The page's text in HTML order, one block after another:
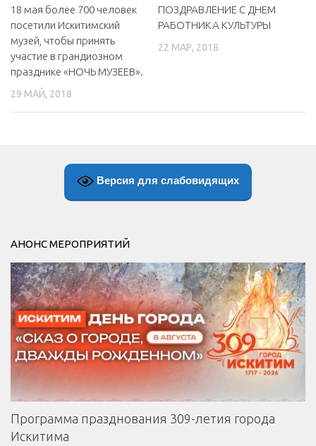
музей»
МБУ Парк культуры и отдыха им. И.В. Коротеева
МБУК «Централизованная библиотечная система»
ДК «Россия»
Контакты
18 мая более 700 человек
посетили Искитимский
музей, чтобы принять
участие в грандиозном
празднике «НОЧЬ МУЗЕЕВ».
29 МАЙ, 2018
ПОЗДРАВЛЕНИЕ С ДНЕМ
РАБОТНИКА КУЛЬТУРЫ
22 МАР, 2018
Версия для слабовидящих
АНОНС МЕРОПРИЯТИЙ
Программа празднования 309-летия города
Искитима